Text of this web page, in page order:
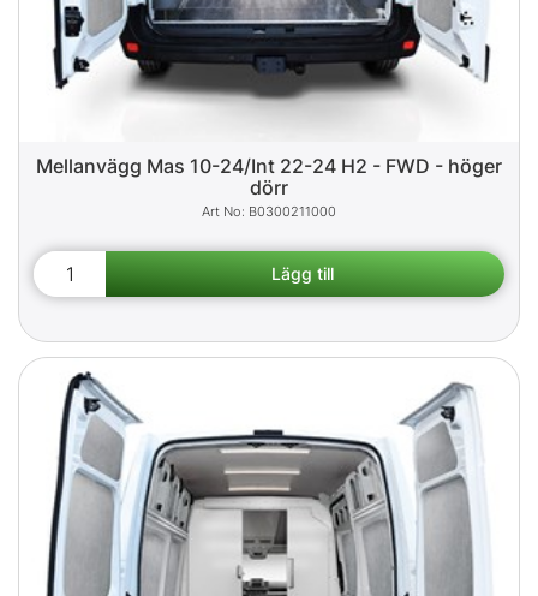
Mellanvägg Mas 10-24/Int 22-24 H2 - FWD - höger
dörr
B0300211000